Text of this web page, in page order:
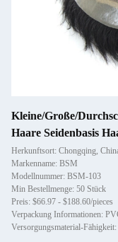
Kleine/Große/
Haare Seidenbasis
Herkunftsort: Chongqing,
Markenname: BSM
Modellnummer: BSM-103
Min Bestellmenge: 50 Stück
Preis: $66.97 - $188.60/pieces
Verpackung Informationen:
Versorgungsmaterial-